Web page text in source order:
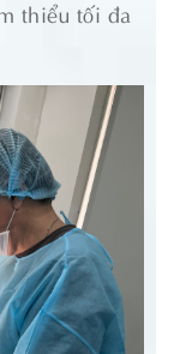
thiểu tối đa